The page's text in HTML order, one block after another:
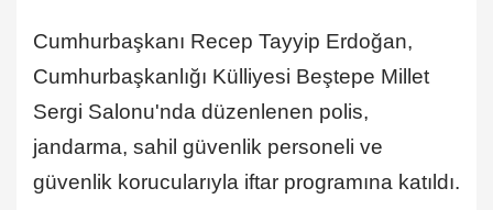
Cumhurbaşkanı Recep Tayyip Erdoğan,
Cumhurbaşkanlığı Külliyesi Beştepe Millet
Sergi Salonu'nda düzenlenen polis,
jandarma, sahil güvenlik personeli ve
güvenlik korucularıyla iftar programına katıldı.